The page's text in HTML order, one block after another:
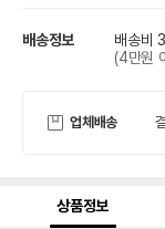
배송정보 배송비
(4만원
업체배송
상품정보